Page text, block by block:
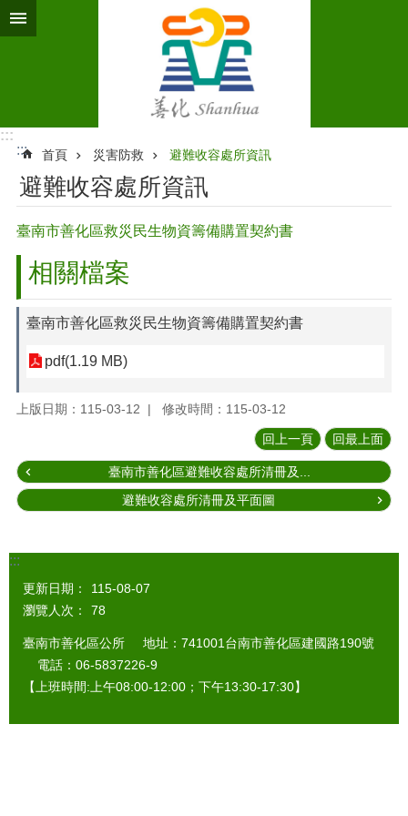
跳到主要內容區塊
:::
:::
首頁 災害防救 避難收容處所資訊
避難收容處所資訊
臺南市善化區救災民生物資籌備購置契約書
相關檔案
臺南市善化區救災民生物資籌備購置契約書
pdf(1.19 MB)
上版日期：115-03-12 修改時間：115-03-12
回上一頁 回最上面
臺南市善化區避難收容處所清冊及...
避難收容處所清冊及平面圖
:::
更新日期：
115-08-07
瀏覽人次：
78
臺南市善化區公所 地址：741001台南市善化區建國路190號
電話：06-5837226-9
【上班時間:上午08:00-12:00；下午13:30-17:30】